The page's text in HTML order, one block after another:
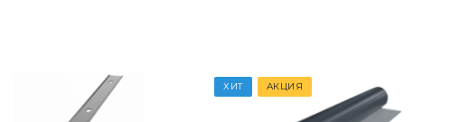
ХИТ АКЦИЯ